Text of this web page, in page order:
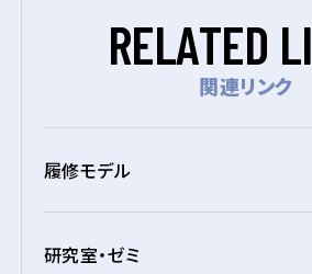
RELATED LI
関連リンク
履修モデル
研究室・ゼミ